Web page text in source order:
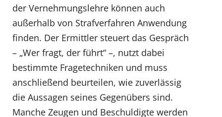
der Vernehmungslehre können auch
außerhalb von Strafverfahren Anwendung
finden. Der Ermittler steuert das Gespräch
– „Wer fragt, der führt“ –, nutzt dabei
bestimmte Fragetechniken und muss
anschließend beurteilen, wie zuverlässig
die Aussagen seines Gegenübers sind.
Manche Zeugen und Beschuldigte werden